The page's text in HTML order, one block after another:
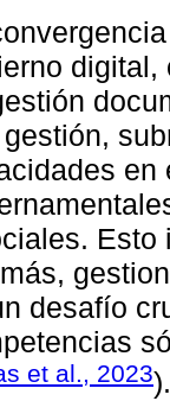
en
Esto
desafío
et al., 2023).